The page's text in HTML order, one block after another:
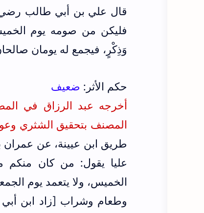
قال علي بن أبي طالب رضي
فليكن من صومه يوم
وَذِكْرٍ، فيجمع له يومان
حكم الأثر: ضعيف
المصنف بتحقيق الشثري
طريق ابن عيينة، عن
عليا يقول: من كان منكم
الخميس، ولا يتعمد يوم
وطعام وشراب [زاد ابن أبي